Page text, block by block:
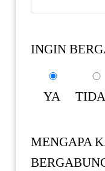
INGIN
YA
MENGAPA